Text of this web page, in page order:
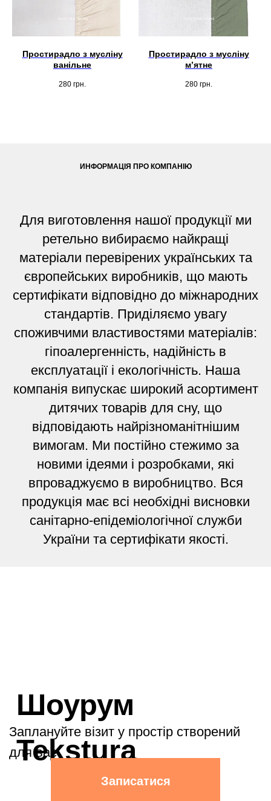
Простирадло з мусліну
ванільне
280 грн.
Простирадло з мусліну
мʼятне
280 грн.
ИНФОРМАЦІЯ ПРО КОМПАНІЮ
Для виготовлення нашої продукції ми
ретельно вибираємо найкращі
матеріали перевірених українських та
європейських виробників, що мають
сертифікати відповідно до міжнародних
стандартів. Приділяємо увагу
споживчими властивостями матеріалів:
гіпоалергенність, надійність в
експлуатації і екологічність. Наша
компанія випускає широкий асортимент
дитячих товарів для сну, що
відповідають найрізноманітнішим
вимогам. Ми постійно стежимо за
новими ідеями і розробками, які
впроваджуємо в виробництво. Вся
продукція має всі необхідні висновки
санітарно-епідеміологічної служби
України та сертифікати якості.